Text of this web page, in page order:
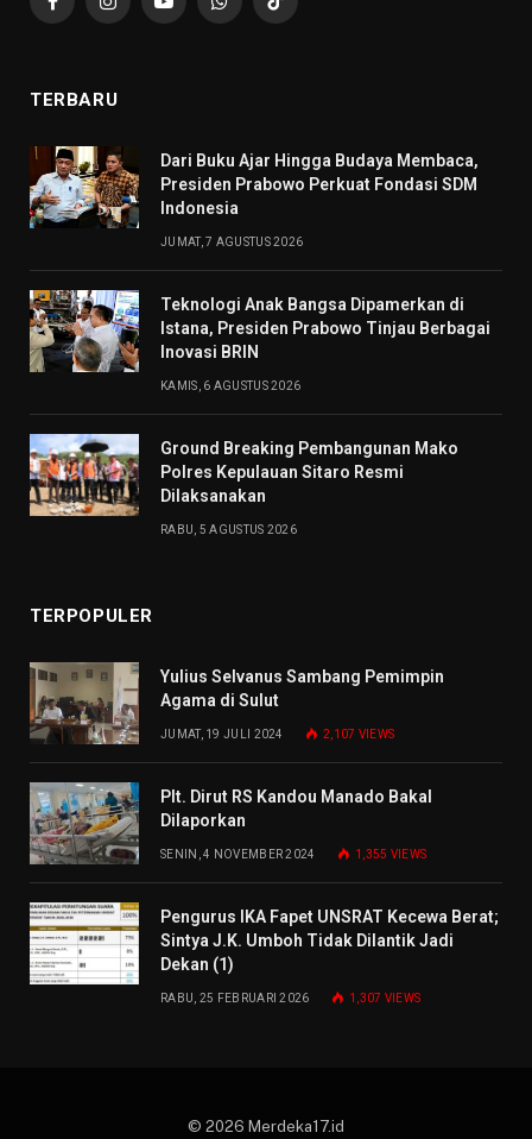
FacebookInstagramYouTubeWhatsAppTikTok
TERBARU
Dari Buku Ajar Hingga Budaya Membaca,
Presiden Prabowo Perkuat Fondasi SDM
Indonesia
JUMAT, 7 AGUSTUS 2026
Teknologi Anak Bangsa Dipamerkan di
Istana, Presiden Prabowo Tinjau Berbagai
Inovasi BRIN
KAMIS, 6 AGUSTUS 2026
Ground Breaking Pembangunan Mako
Polres Kepulauan Sitaro Resmi
Dilaksanakan
RABU, 5 AGUSTUS 2026
TERPOPULER
Yulius Selvanus Sambang Pemimpin
Agama di Sulut
JUMAT, 19 JULI 2024 2,107 VIEWS
Plt. Dirut RS Kandou Manado Bakal
Dilaporkan
SENIN, 4 NOVEMBER 2024 1,355 VIEWS
Pengurus IKA Fapet UNSRAT Kecewa Berat;
Sintya J.K. Umboh Tidak Dilantik Jadi
Dekan (1)
RABU, 25 FEBRUARI 2026 1,307 VIEWS
© 2026 Merdeka17.id